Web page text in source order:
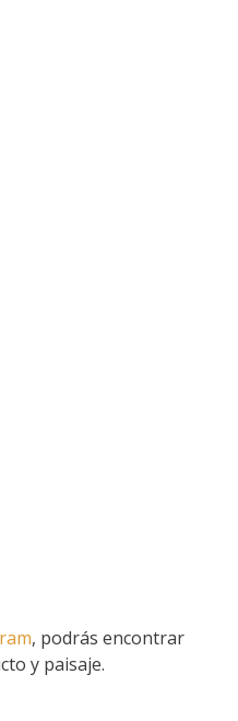
, podrás encontrar
y paisaje.